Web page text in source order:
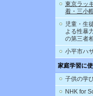
東京ラッ
着・三小
児童・生
よる性暴
の第三者
小平市ハ
家庭学習に
子供の学
NHK for